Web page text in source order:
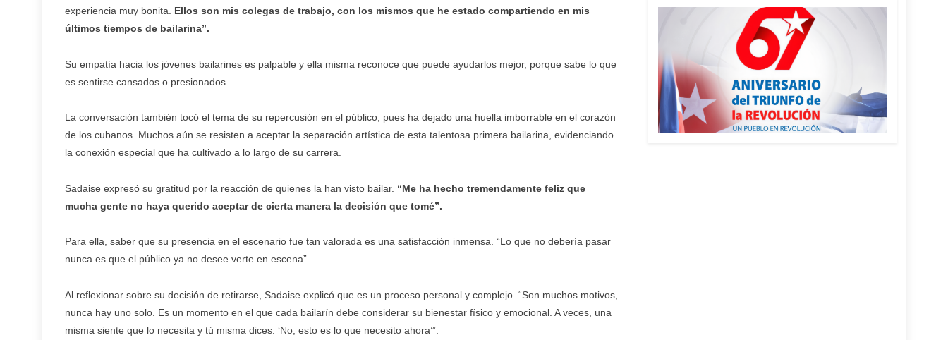
experiencia muy bonita. Ellos son mis colegas de trabajo, con los mismos que he estado compartiendo en mis
últimos tiempos de bailarina”.
Su empatía hacia los jóvenes bailarines es palpable y ella misma reconoce que puede ayudarlos mejor, porque sabe lo que
es sentirse cansados o presionados.
La conversación también tocó el tema de su repercusión en el público, pues ha dejado una huella imborrable en el corazón
de los cubanos. Muchos aún se resisten a aceptar la separación artística de esta talentosa primera bailarina, evidenciando
la conexión especial que ha cultivado a lo largo de su carrera.
Sadaise expresó su gratitud por la reacción de quienes la han visto bailar. “Me ha hecho tremendamente feliz que
mucha gente no haya querido aceptar de cierta manera la decisión que tomé”.
Para ella, saber que su presencia en el escenario fue tan valorada es una satisfacción inmensa. “Lo que no debería pasar
nunca es que el público ya no desee verte en escena”.
Al reflexionar sobre su decisión de retirarse, Sadaise explicó que es un proceso personal y complejo. “Son muchos motivos,
nunca hay uno solo. Es un momento en el que cada bailarín debe considerar su bienestar físico y emocional. A veces, una
misma siente que lo necesita y tú misma dices: ‘No, esto es lo que necesito ahora’”.